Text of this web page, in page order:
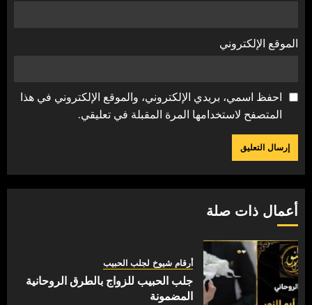
الموقع الإلكتروني
احفظ اسمي، بريدي الإلكتروني، والموقع الإلكتروني في هذا
المتصفح لاستخدامها المرة المقبلة في تعليقي.
أعمال ذات صلة
أرقام شيوخ لجلب الحبيب
جلب الحبيب للزواج بالطرق الروحانية
المضمونة